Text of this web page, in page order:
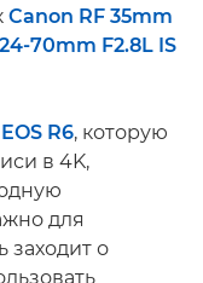
Canon RF 35mm
70mm F2.8L IS
R6, которую
в 4K,
для
заходит о